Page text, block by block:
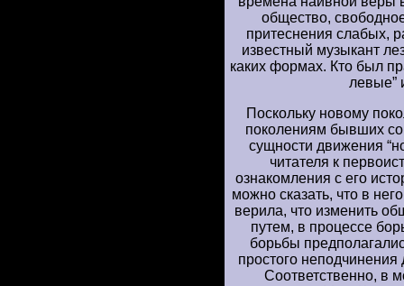
общество,
притеснения слабых,
известный музыкант
каких формах. Кто был
левые”
Поскольку новому
поколениям бывших
сущности движения
читателя к
ознакомления с его
можно сказать, что в
верила, что изменить
путем, в процессе
борьбы
простого
Соответственно, в